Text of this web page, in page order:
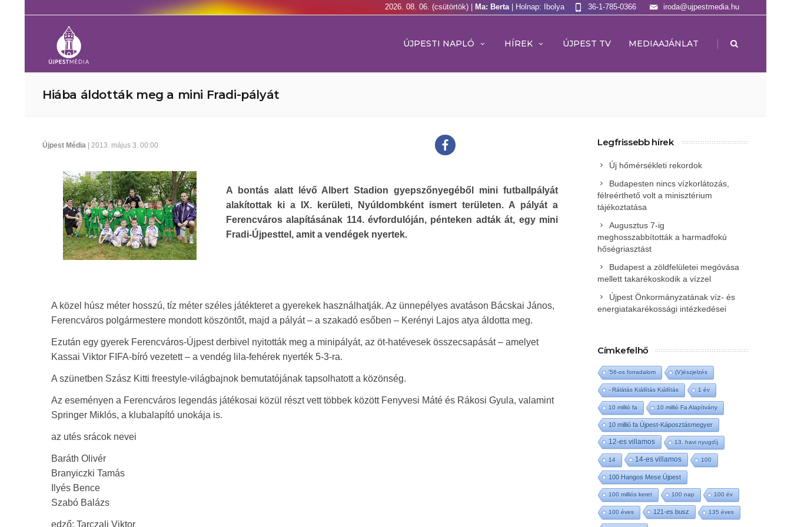
2026. 08. 06. (csütörtök) | Ma: Berta | Holnap: Ibolya iroda@ujpestmedia.hu
36-1-785-0366
ÚJPESTI NAPLÓ HÍREK ÚJPEST TV MEDIAAJÁNLAT |
Hiába áldották meg a mini Fradi-pályát
Újpest Média | 2013. május 3. 00:00
A bontás alatt lévő Albert Stadion gyepszőnyegéből mini futballpályát
alakítottak ki a IX. kerületi, Nyúldombként ismert területen. A pályát a
Ferencváros alapításának 114. évfordulóján, pénteken adták át, egy mini
Fradi-Újpesttel, amit a vendégek nyertek.
A közel húsz méter hosszú, tíz méter széles játékteret a gyerekek használhatják. Az ünnepélyes avatáson Bácskai János,
Ferencváros polgármestere mondott köszöntőt, majd a pályát – a szakadó esőben – Kerényi Lajos atya áldotta meg.
Ezután egy gyerek Ferencváros-Újpest derbivel nyitották meg a minipályát, az öt-hatévesek összecsapását – amelyet
Kassai Viktor FIFA-bíró vezetett – a vendég lila-fehérek nyerték 5-3-ra.
A szünetben Szász Kitti freestyle-világbajnok bemutatójának tapsolhatott a közönség.
Az eseményen a Ferencváros legendás játékosai közül részt vett többek között Fenyvesi Máté és Rákosi Gyula, valamint
Springer Miklós, a klubalapító unokája is.
az utés srácok nevei
Baráth Olivér
Branyiczki Tamás
Ilyés Bence
Szabó Balázs
edző: Tarczali Viktor
Legfrissebb hírek
Új hőmérsékleti rekordok
Budapesten nincs vízkorlátozás,
félreérthető volt a minisztérium
tájékoztatása
Augusztus 7-ig
meghosszabbították a harmadfokú
hőségriasztást
Budapest a zöldfelületei megóvása
mellett takarékoskodik a vízzel
Újpest Önkormányzatának víz- és
energiatakarékossági intézkedései
Címkefelhő
'56-os forradalom (V)észjelzés
- Rálátás Kiállítás Kiállítás 1 év
10 millió fa 10 millió Fa Alapítvány
10 millió fa Újpest-Káposztásmegyer
12-es villamos 13. havi nyugdíj
14 14-es villamos 100
100 Hangos Mese Újpest
100 milliós keret 100 nap 100 év
100 éves 121-es busz 135 éves